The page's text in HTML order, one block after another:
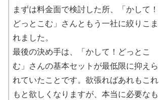
まずは料金面で検討した所、「かして！
どっとこむ」さんともう一社に絞りこま
れました。
最後の決め手は、「かして！どっとこ
む」さんの基本セットが最低限に抑えら
れていたことです。欲張ればあれもこれ
もと欲しくなりますが、本当に必要なも